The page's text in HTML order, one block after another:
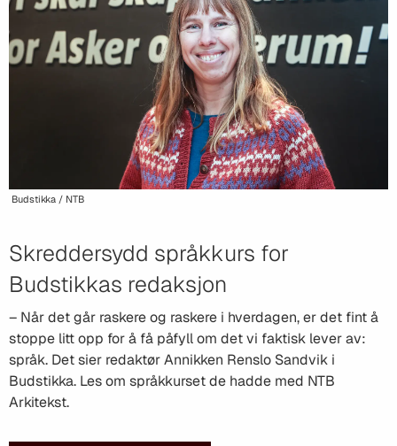
Skreddersydd språkkurs for
Budstikkas redaksjon
– Når det går raskere og raskere i hverdagen, er det fint å
stoppe litt opp for å få påfyll om det vi faktisk lever av:
språk. Det sier redaktør Annikken Renslo Sandvik i
Budstikka. Les om språkkurset de hadde med NTB
Arkitekst.
Budstikka / NTB